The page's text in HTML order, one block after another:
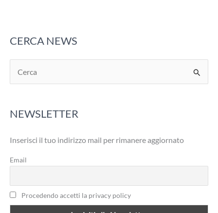
CERCA NEWS
e
c
:
NEWSLETTER
Inserisci il tuo indirizzo mail per rimanere aggiornato
Email
Procedendo accetti la privacy policy